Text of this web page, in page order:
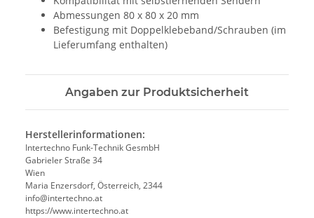
Abmessungen 80 x 80 x 20 mm
Befestigung mit Doppelklebeband/Schrauben (im
Lieferumfang enthalten)
Angaben zur Produktsicherheit
Herstellerinformationen:
Intertechno Funk-Technik GesmbH
Gabrieler Straße 34
Wien
Maria Enzersdorf, Österreich, 2344
info@intertechno.at
https://www.intertechno.at